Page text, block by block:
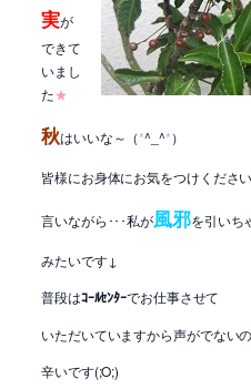
実が
できて
いまし
た★
秋はいいな～（*^_^*）
皆様にお身体にお気をつけくださ
言いながら･･･私が風邪を引いち
みたいです↓
普段はｺｰﾙｾﾝﾀｰでお仕事させて
いただいていますから声がでない
辛いです(;O;)